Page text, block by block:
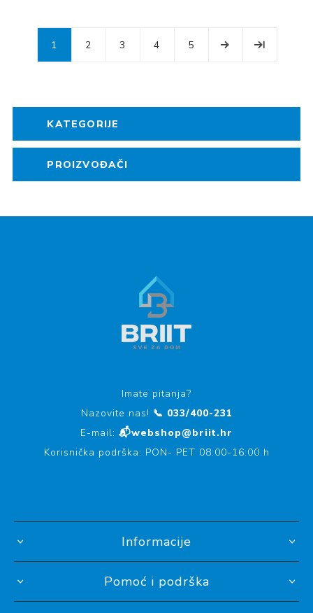
1 2 3 4 5
KATEGORIJE
PROIZVOĐAČI
Imate pitanja?
Nazovite nas! 📞 033/400-231
E-mail: 📬webshop@briit.hr
Korisnička podrška: PON- PET 08:00-16:00 h
Informacije
Pomoć i podrška